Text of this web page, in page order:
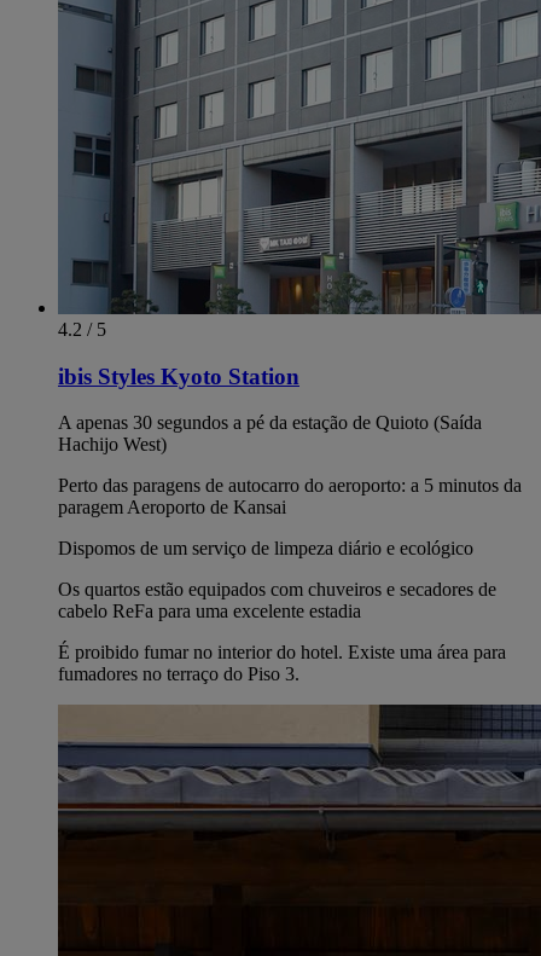
4.2 / 5
ibis Styles Kyoto Station
A apenas 30 segundos a pé da estação de Quioto (Saída
Hachijo West)
Perto das paragens de autocarro do aeroporto: a 5 minutos da
paragem Aeroporto de Kansai
Dispomos de um serviço de limpeza diário e ecológico
Os quartos estão equipados com chuveiros e secadores de
cabelo ReFa para uma excelente estadia
É proibido fumar no interior do hotel. Existe uma área para
fumadores no terraço do Piso 3.